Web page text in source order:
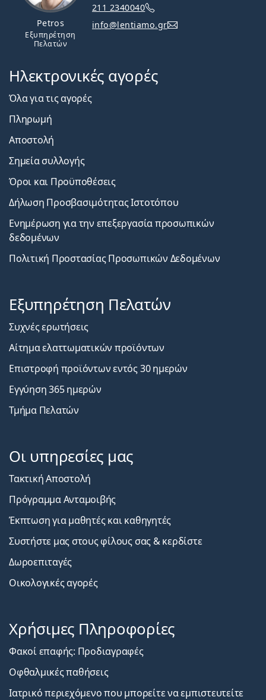
Petros
Εξυπηρέτηση
Πελατών
211 2340040
info@lentiamo.gr
Ηλεκτρονικές αγορές
Όλα για τις αγορές
Πληρωμή
Αποστολή
Σημεία συλλογής
Όροι και Προϋποθέσεις
Δήλωση Προσβασιμότητας Ιστοτόπου
Ενημέρωση για την επεξεργασία προσωπικών
δεδομένων
Πολιτική Προστασίας Προσωπικών Δεδομένων
Εξυπηρέτηση Πελατών
Συχνές ερωτήσεις
Αίτημα ελαττωματικών προϊόντων
Επιστροφή προϊόντων εντός 30 ημερών
Εγγύηση 365 ημερών
Τμήμα Πελατών
Οι υπηρεσίες μας
Τακτική Αποστολή
Πρόγραμμα Ανταμοιβής
Έκπτωση για μαθητές και καθηγητές
Συστήστε μας στους φίλους σας & κερδίστε
Δωροεπιταγές
Οικολογικές αγορές
Χρήσιμες Πληροφορίες
Φακοί επαφής: Προδιαγραφές
Οφθαλμικές παθήσεις
Ιατρικό περιεχόμενο που μπορείτε να εμπιστευτείτε